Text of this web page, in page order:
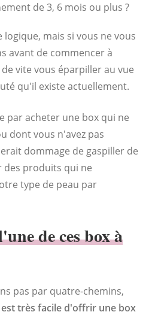
de 3, 6 mois ou plus ?
mais si vous ne vous
avant de commencer à
vite vous éparpiller au vue
qu'il existe actuellement.
par acheter une box qui ne
dont vous n'avez pas
dommage de gaspiller de
des produits qui ne
type de peau par
de ces box à
pas par quatre-chemins,
très facile d'offrir une box